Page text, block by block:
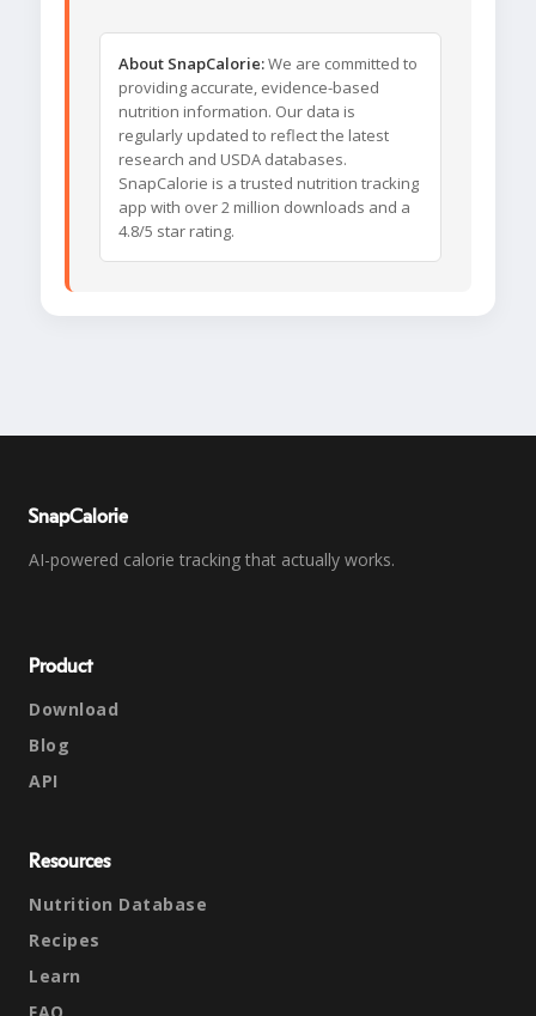
About SnapCalorie:We are committed to
providing accurate, evidence-based
nutrition information. Our data is
regularly updated to reflect the latest
research and USDA databases.
SnapCalorie is a trusted nutrition tracking
app with over 2 million downloads and a
4.8/5 star rating.
SnapCalorie
AI-powered calorie tracking that actually works.
Product
Download
Blog
API
Resources
Nutrition Database
Recipes
Learn